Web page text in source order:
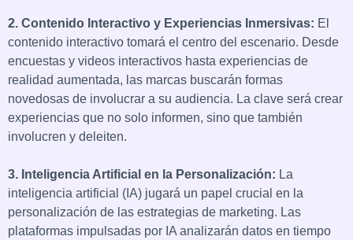
2. Contenido Interactivo y Experiencias Inmersivas: El
contenido interactivo tomará el centro del escenario. Desde
encuestas y videos interactivos hasta experiencias de
realidad aumentada, las marcas buscarán formas
novedosas de involucrar a su audiencia. La clave será crear
experiencias que no solo informen, sino que también
involucren y deleiten.
3. Inteligencia Artificial en la Personalización: La
inteligencia artificial (IA) jugará un papel crucial en la
personalización de las estrategias de marketing. Las
plataformas impulsadas por IA analizarán datos en tiempo